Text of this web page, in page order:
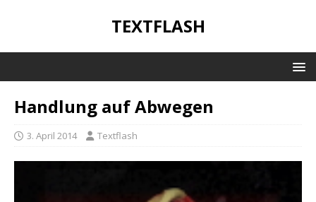
TEXTFLASH
Handlung auf Abwegen
3. April 2014 Textflash